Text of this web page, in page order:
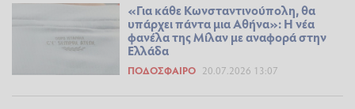
«Για κάθε Κωνσταντινούπολη, θα
υπάρχει πάντα μια Αθήνα»: Η νέα
φανέλα της Μίλαν με αναφορά στην
Ελλάδα
ΠΟΔΌΣΦΑΙΡΟ 20.07.2026 13:07